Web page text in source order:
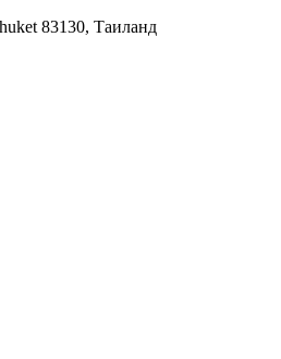
83130, Таиланд